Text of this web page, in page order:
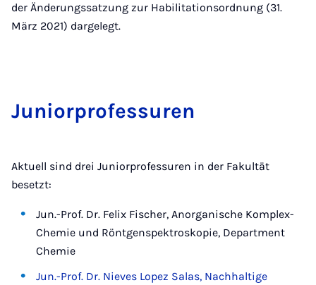
der Änderungssatzung zur Habilitationsordnung (31.
März 2021) dargelegt.
Ju­ni­or­pro­fes­suren
Aktuell sind drei Juniorprofessuren in der Fakultät
besetzt:
Jun.-Prof. Dr. Felix Fischer, Anorganische Komplex-
Chemie und Röntgenspektroskopie, Department
Chemie
Jun.-Prof. Dr. Nieves Lopez Salas, Nachhaltige